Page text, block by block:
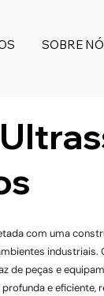
SOBRE
com uma
industriais.
de peças e
e eficiente,